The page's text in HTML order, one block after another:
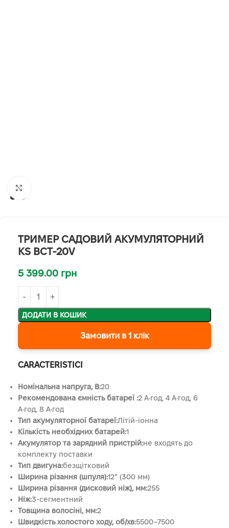
ТРИМЕР САДОВИЙ АКУМУЛЯТОРНИЙ
KS BCT-20V
5 399.00 грн
ДОДАТИ В КОШИК
Замовити в 1 клік
CARACTERISTICI
Номінальна напруга, В:20
Рекомендована ємність батареї :2 А•год, 4 А•год, 6
А•год, 8 А•год
Тип акумуляторної батареї:Літій-іонна
Кількість необхідних батарей:1
Акумулятор та зарядний пристрій:не входять до
комплекту поставки
Тип двигуна:безщітковий
Ширина різання (шпуля):12” (300 мм)
Ширина різання (дисковий ніж), мм:255
Ніж:3-сегментний
Товщина волосіні, мм:2
Швидкість холостого ходу, об/хв:5500–7500